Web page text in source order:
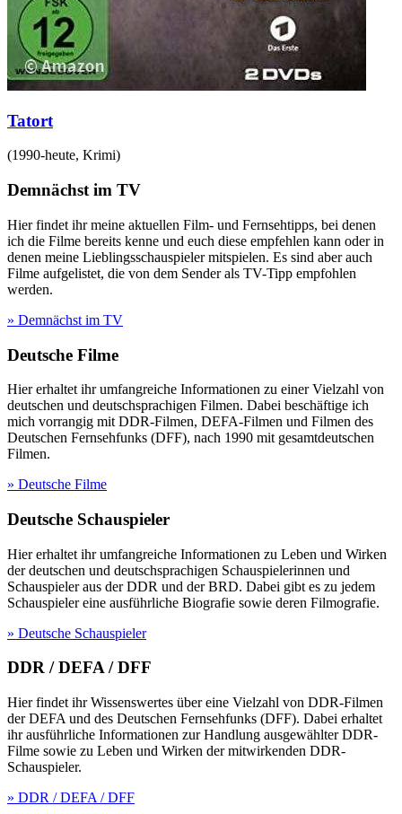
Tatort
(1990-heute, Krimi)
Demnächst im TV
Hier findet ihr meine aktuellen Film- und Fernsehtipps, bei denen
ich die Filme bereits kenne und euch diese empfehlen kann oder in
denen meine Lieblingsschauspieler mitspielen. Es sind aber auch
Filme aufgelistet, die von dem Sender als TV-Tipp empfohlen
werden.
» Demnächst im TV
Deutsche Filme
Hier erhaltet ihr umfangreiche Informationen zu einer Vielzahl von
deutschen und deutschsprachigen Filmen. Dabei beschäftige ich
mich vorrangig mit DDR-Filmen, DEFA-Filmen und Filmen des
Deutschen Fernsehfunks (DFF), nach 1990 mit gesamtdeutschen
Filmen.
» Deutsche Filme
Deutsche Schauspieler
Hier erhaltet ihr umfangreiche Informationen zu Leben und Wirken
der deutschen und deutschsprachigen Schauspielerinnen und
Schauspieler aus der DDR und der BRD. Dabei gibt es zu jedem
Schauspieler eine ausführliche Biografie sowie deren Filmografie.
» Deutsche Schauspieler
DDR / DEFA / DFF
Hier findet ihr Wissenswertes über eine Vielzahl von DDR-Filmen
der DEFA und des Deutschen Fernsehfunks (DFF). Dabei erhaltet
ihr ausführliche Informationen zur Handlung ausgewählter DDR-
Filme sowie zu Leben und Wirken der mitwirkenden DDR-
Schauspieler.
» DDR / DEFA / DFF